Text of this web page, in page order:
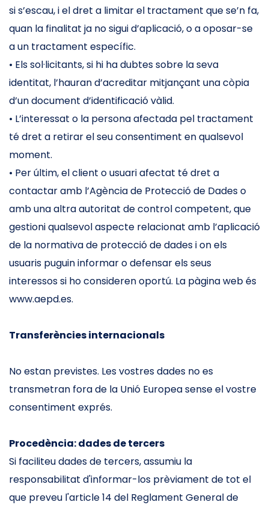
si s’escau, i el dret a limitar el tractament que se’n fa,
quan la finalitat ja no sigui d’aplicació, o a oposar-se
a un tractament específic.
• Els sol·licitants, si hi ha dubtes sobre la seva
identitat, l’hauran d’acreditar mitjançant una còpia
d’un document d’identificació vàlid.
• L’interessat o la persona afectada pel tractament
té dret a retirar el seu consentiment en qualsevol
moment.
• Per últim, el client o usuari afectat té dret a
contactar amb l’Agència de Protecció de Dades o
amb una altra autoritat de control competent, que
gestioni qualsevol aspecte relacionat amb l’aplicació
de la normativa de protecció de dades i on els
usuaris puguin informar o defensar els seus
interessos si ho consideren oportú. La pàgina web és
www.aepd.es.
Transferències internacionals
No estan previstes. Les vostres dades no es
transmetran fora de la Unió Europea sense el vostre
consentiment exprés.
Procedència: dades de tercers
Si faciliteu dades de tercers, assumiu la
responsabilitat d'informar-los prèviament de tot el
que preveu l'article 14 del Reglament General de